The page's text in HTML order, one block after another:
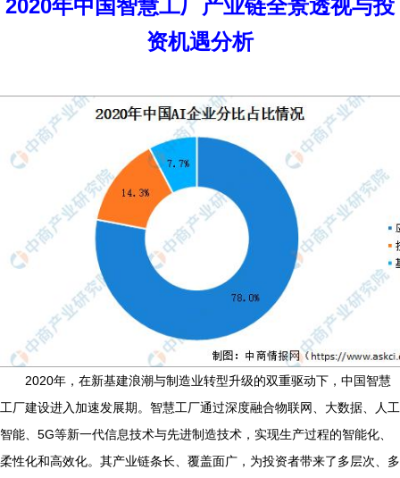
2020年中国智慧工厂产业链全景透视与投
资机遇分析
2020年，在新基建浪潮与制造业转型升级的双重驱动下，中国智慧
工厂建设进入加速发展期。智慧工厂通过深度融合物联网、大数据、人工
智能、5G等新一代信息技术与先进制造技术，实现生产过程的智能化、
柔性化和高效化。其产业链条长、覆盖面广，为投资者带来了多层次、多